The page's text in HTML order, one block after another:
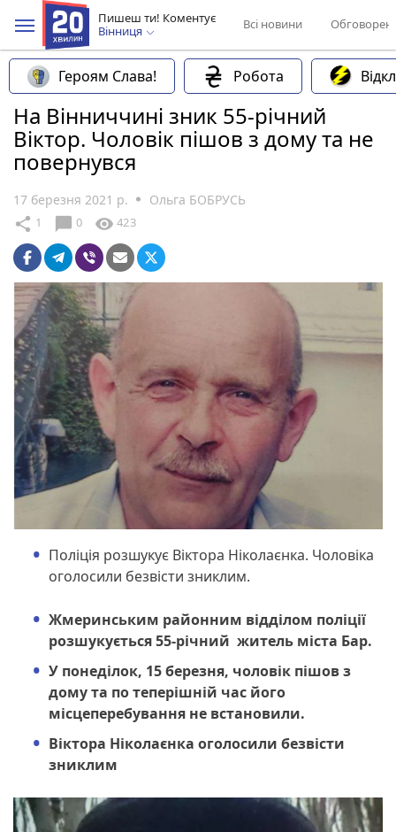
Пишеш ти! Коментує
Вінниця
Всі новини
Героям Слава! Робота
На Вінниччині зник 55-річний
Віктор. Чоловік пішов з дому та не
повернувся
17 березня 2021 р. Ольга БОБРУСЬ
share 1 chat_bubble 0 visibility 423
Поліція розшукує Віктора Ніколаєнка. Чоловіка
оголосили безвісти зниклим.
Жмеринським районним відділом поліції
розшукується 55-річний житель міста Бар.
У понеділок, 15 березня, чоловік пішов з
дому та по теперішній час його
місцеперебування не встановили.
Віктора Ніколаєнка оголосили безвісти
зниклим